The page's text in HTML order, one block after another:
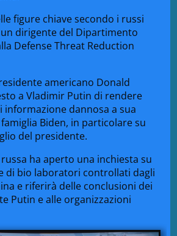
figure chiave secondo i russi
dirigente del Dipartimento
Defense Threat Reduction
americano Donald
a Vladimir Putin di rendere
informazione dannosa a sua
Biden, in particolare su
del presidente.
ha aperto una inchiesta su
di bio laboratori controllati dagli
e riferirà delle conclusioni dei
Putin e alle organizzazioni